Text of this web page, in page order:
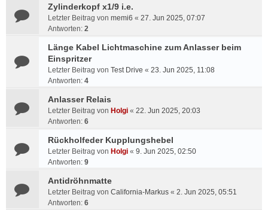
Zylinderkopf x1/9 i.e.
Letzter Beitrag von memi6 « 27. Jun 2025, 07:07
Antworten: 2
Länge Kabel Lichtmaschine zum Anlasser beim
Einspritzer
Letzter Beitrag von Test Drive « 23. Jun 2025, 11:08
Antworten: 4
Anlasser Relais
Letzter Beitrag von Holgi « 22. Jun 2025, 20:03
Antworten: 6
Rückholfeder Kupplungshebel
Letzter Beitrag von Holgi « 9. Jun 2025, 02:50
Antworten: 9
Antidröhnmatte
Letzter Beitrag von California-Markus « 2. Jun 2025, 05:51
Antworten: 6